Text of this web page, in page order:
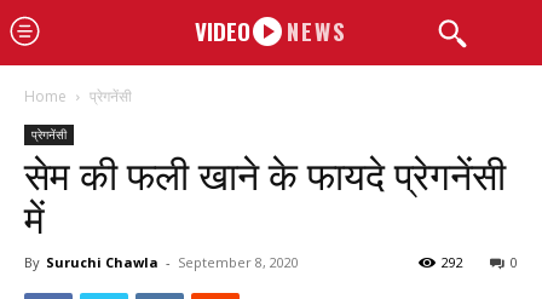
VIDEO NEWS
Home प्रेगनेंसी
प्रेगनेंसी
सेम की फली खाने के फायदे प्रेगनेंसी
में
By Suruchi Chawla - September 8, 2020 0
292